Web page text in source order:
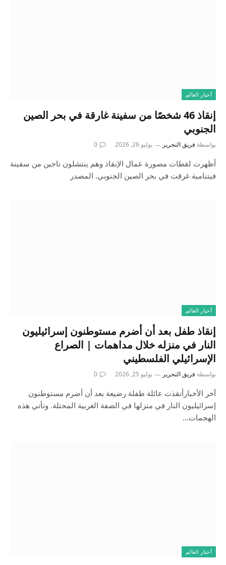
أخبار العالم
إنقاذ 46 شخصًا من سفينة غارقة في بحر الصين
الجنوبي
بواسطة فريق التحرير يوليو 26, 2026 0
أظهرت لقطات مصورة عمال الإنقاذ وهم ينتشلون ناجين من سفينة
فيتنامية غرقت في بحر الصين الجنوبي. المصدر
أخبار العالم
إنقاذ طفل بعد أن أضرم مستوطنون إسرائيليون
النار في منزله خلال مداهمات | الصراع
الإسرائيلي الفلسطيني
بواسطة فريق التحرير يوليو 25, 2026 0
آخر الأخبارأنقذت عائلة طفلة رضيعة بعد أن أضرم مستوطنون
إسرائيليون النار في منزلها في الضفة الغربية المحتلة. وتأتي هذه
الهجمات…
أخبار العالم